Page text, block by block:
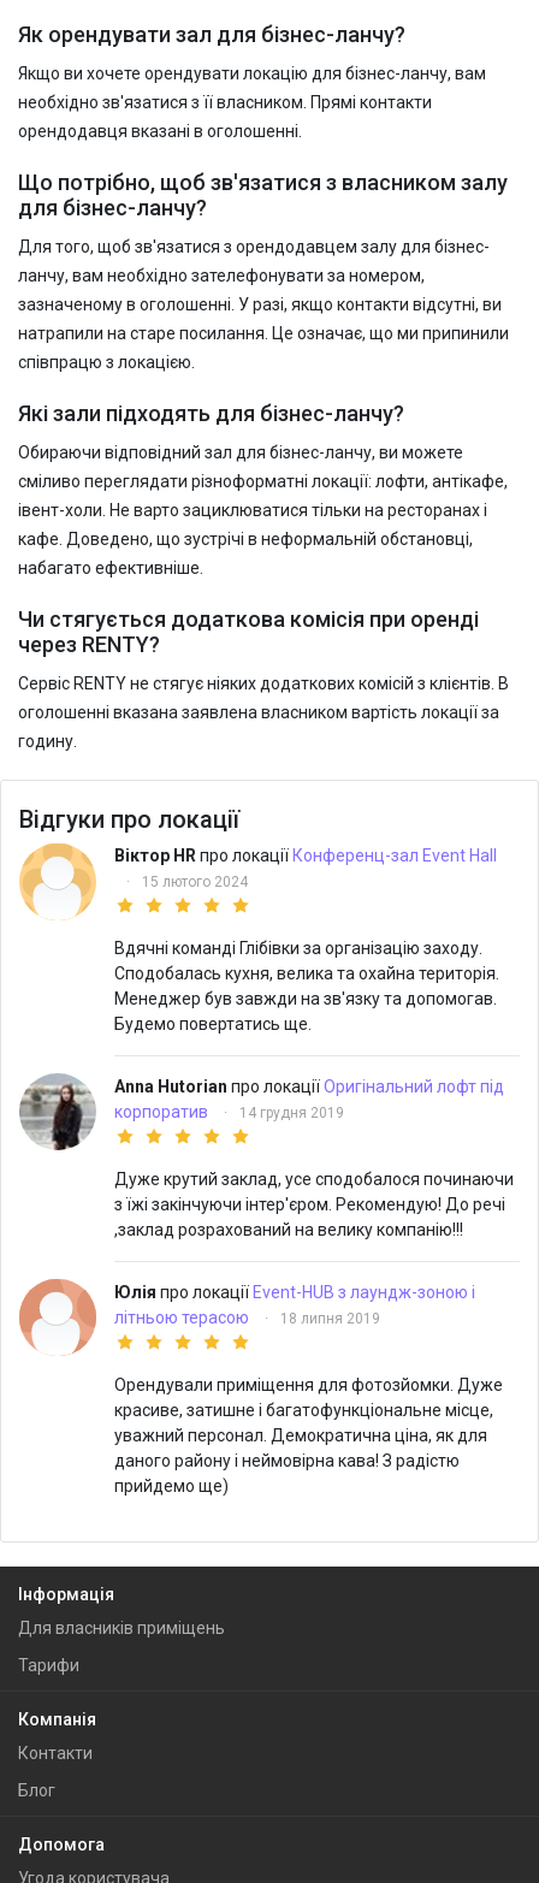
Як орендувати зал для бізнес-ланчу?
Якщо ви хочете орендувати локацію для бізнес-ланчу, вам
необхідно зв'язатися з її власником. Прямі контакти
орендодавця вказані в оголошенні.
Що потрібно, щоб зв'язатися з власником залу
для бізнес-ланчу?
Для того, щоб зв'язатися з орендодавцем залу для бізнес-
ланчу, вам необхідно зателефонувати за номером,
зазначеному в оголошенні. У разі, якщо контакти відсутні, ви
натрапили на старе посилання. Це означає, що ми припинили
співпрацю з локацією.
Які зали підходять для бізнес-ланчу?
Обираючи відповідний зал для бізнес-ланчу, ви можете
сміливо переглядати різноформатні локації: лофти, антікафе,
івент-холи. Не варто зациклюватися тільки на ресторанах і
кафе. Доведено, що зустрічі в неформальній обстановці,
набагато ефективніше.
Чи стягується додаткова комісія при оренді
через RENTY?
Сервіс RENTY не стягує ніяких додаткових комісій з клієнтів. В
оголошенні вказана заявлена власником вартість локації за
годину.
Відгуки про локації
Віктор HR про локації Конференц-зал Event Hall
· 15 лютого 2024
Вдячні команді Глібівки за організацію заходу.
Сподобалась кухня, велика та охайна територія.
Менеджер був завжди на зв'язку та допомогав.
Будемо повертатись ще.
Anna Hutorian про локаціїОригінальний лофт під
корпоратив
· 14 грудня 2019
Дуже крутий заклад, усе сподобалося починаючи
з їжі закінчуючи інтер'єром. Рекомендую! До речі
,заклад розрахований на велику компанію!!!
Юлія про локації Event-HUB з лаундж-зоною і
літньою терасою
· 18 липня 2019
Орендували приміщення для фотозйомки. Дуже
красиве, затишне і багатофункціональне місце,
уважний персонал. Демократична ціна, як для
даного району і неймовірна кава! З радістю
прийдемо ще)
Інформація
Для власників приміщень
Тарифи
Компанія
Контакти
Блог
Допомога
Угода користувача